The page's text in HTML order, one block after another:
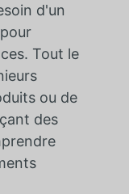
d'un
Tout le
ou de
des